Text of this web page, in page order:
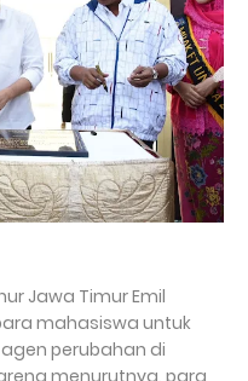
Jawa Timur Emil
mahasiswa untuk
perubahan di
menurutnya, para